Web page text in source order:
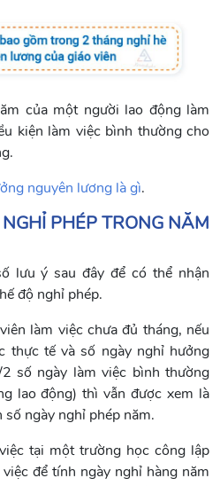
của một người lao động làm
kiện làm việc bình thường cho
nguyên lương là gì.
PHÉP TRONG NĂM
lưu ý sau đây để có thể nhận
độ nghỉ phép.
làm việc chưa đủ tháng, nếu
thực tế và số ngày nghỉ hưởng
số ngày làm việc bình thường
lao động) thì vẫn được xem là
ngày nghỉ phép năm.
tại một trường học công lập
để tính ngày nghỉ hàng năm